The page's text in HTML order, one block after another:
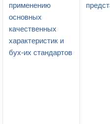
применению
основных
качественных
характеристик и
бух-их стандартов